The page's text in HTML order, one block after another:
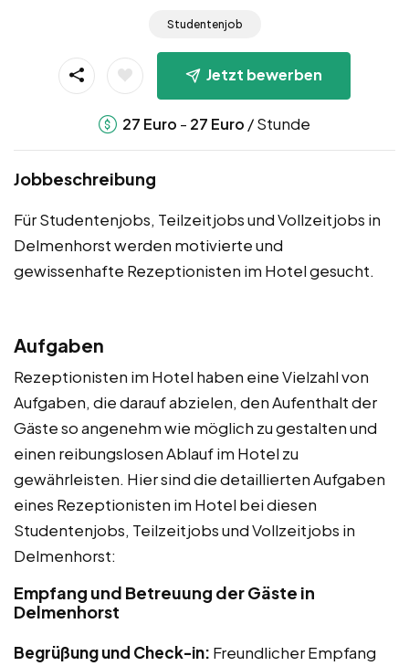
Studentenjob
Jetzt bewerben
27 Euro - 27 Euro / Stunde
Jobbeschreibung
Für Studentenjobs, Teilzeitjobs und Vollzeitjobs in
Delmenhorst werden motivierte und
gewissenhafte Rezeptionisten im Hotel gesucht.
Aufgaben
Rezeptionisten im Hotel haben eine Vielzahl von
Aufgaben, die darauf abzielen, den Aufenthalt der
Gäste so angenehm wie möglich zu gestalten und
einen reibungslosen Ablauf im Hotel zu
gewährleisten. Hier sind die detaillierten Aufgaben
eines Rezeptionisten im Hotel bei diesen
Studentenjobs, Teilzeitjobs und Vollzeitjobs in
Delmenhorst:
Empfang und Betreuung der Gäste in
Delmenhorst
Begrüßung und Check-in: Freundlicher Empfang